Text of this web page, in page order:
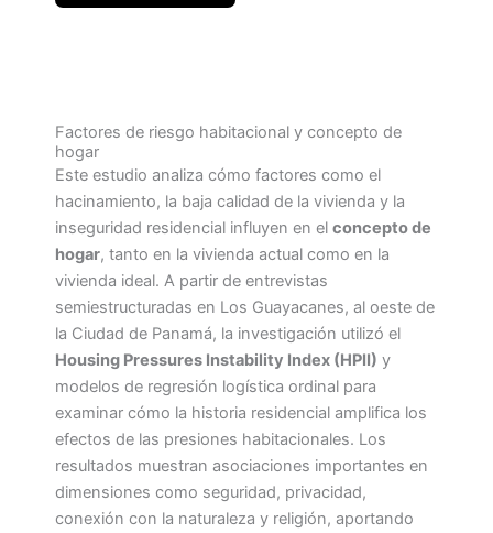
Factores de riesgo habitacional y concepto de
hogar
Este estudio analiza cómo factores como el
hacinamiento, la baja calidad de la vivienda y la
inseguridad residencial influyen en el concepto de
hogar, tanto en la vivienda actual como en la
vivienda ideal. A partir de entrevistas
semiestructuradas en Los Guayacanes, al oeste de
la Ciudad de Panamá, la investigación utilizó el
Housing Pressures Instability Index (HPII) y
modelos de regresión logística ordinal para
examinar cómo la historia residencial amplifica los
efectos de las presiones habitacionales. Los
resultados muestran asociaciones importantes en
dimensiones como seguridad, privacidad,
conexión con la naturaleza y religión, aportando